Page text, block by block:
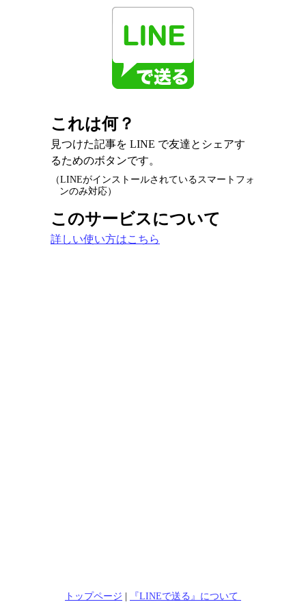
これは何？
見つけた記事を LINE で友達とシェアす
るためのボタンです。
（LINEがインストールされているスマートフォ
ンのみ対応）
このサービスについて
詳しい使い方はこちら
トップページ | 『LINEで送る』について